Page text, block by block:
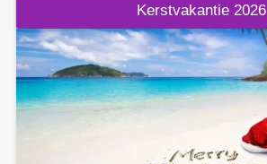
Kerstvakantie 2026